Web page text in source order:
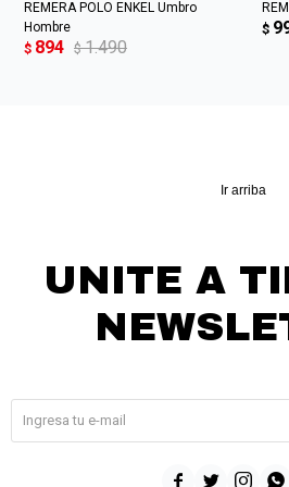
REMERA POLO ENKEL Umbro
Hombre
$ 894 $ 1.490
$
Ir arriba
UNITE A
   